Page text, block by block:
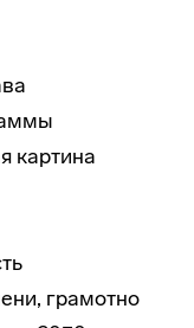
картина
грамотно